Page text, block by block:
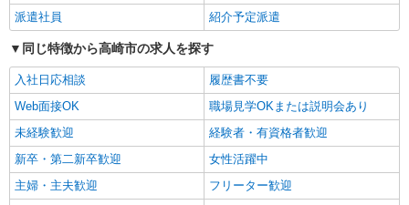
派遣社員
紹介予定派遣
同じ特徴から高崎市の求人を探す
入社日応相談
履歴書不要
Web面接OK
職場見学OKまたは説明会あり
未経験歓迎
経験者・有資格者歓迎
新卒・第二新卒歓迎
女性活躍中
主婦・主夫歓迎
フリーター歓迎